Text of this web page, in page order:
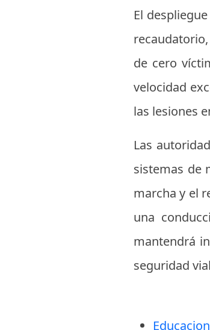
El
de cero
velocidad
las lesiones
Las
sistemas de
marcha y el
una
mantendrá
seguridad